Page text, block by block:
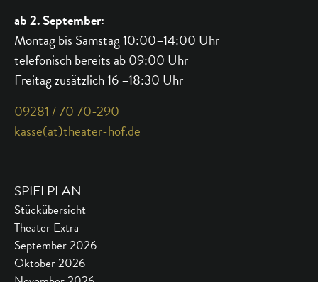
ab 2. September:
Montag bis Samstag 10:00–14:00 Uhr
telefonisch bereits ab 09:00 Uhr
Freitag zusätzlich 16 –18:30 Uhr
09281 / 70 70-290
kasse(at)theater-hof.de
SPIELPLAN
Stückübersicht
Theater Extra
September 2026
Oktober 2026